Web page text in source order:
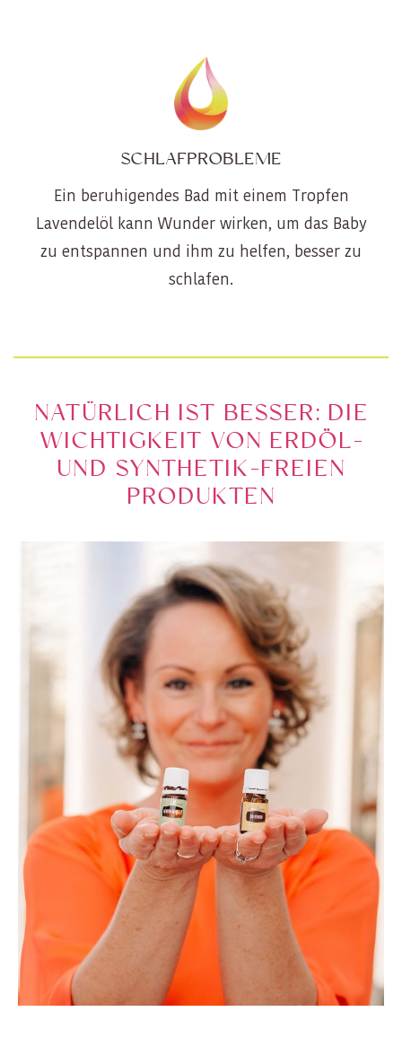
SCHLAFPROBLEME
Ein beruhigendes Bad mit einem Tropfen
Lavendelöl kann Wunder wirken, um das Baby
zu entspannen und ihm zu helfen, besser zu
schlafen.
NATÜRLICH IST BESSER: DIE
WICHTIGKEIT VON ERDÖL-
UND SYNTHETIK-FREIEN
PRODUKTEN